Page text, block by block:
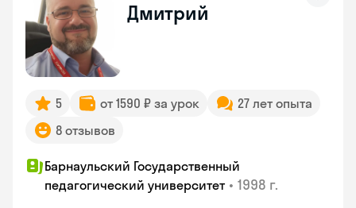
Дмитрий
5 от 1590 ₽ за урок
27 лет опыта
8 отзывов
Барнаульский Государственный
педагогический университет • 1998 г.